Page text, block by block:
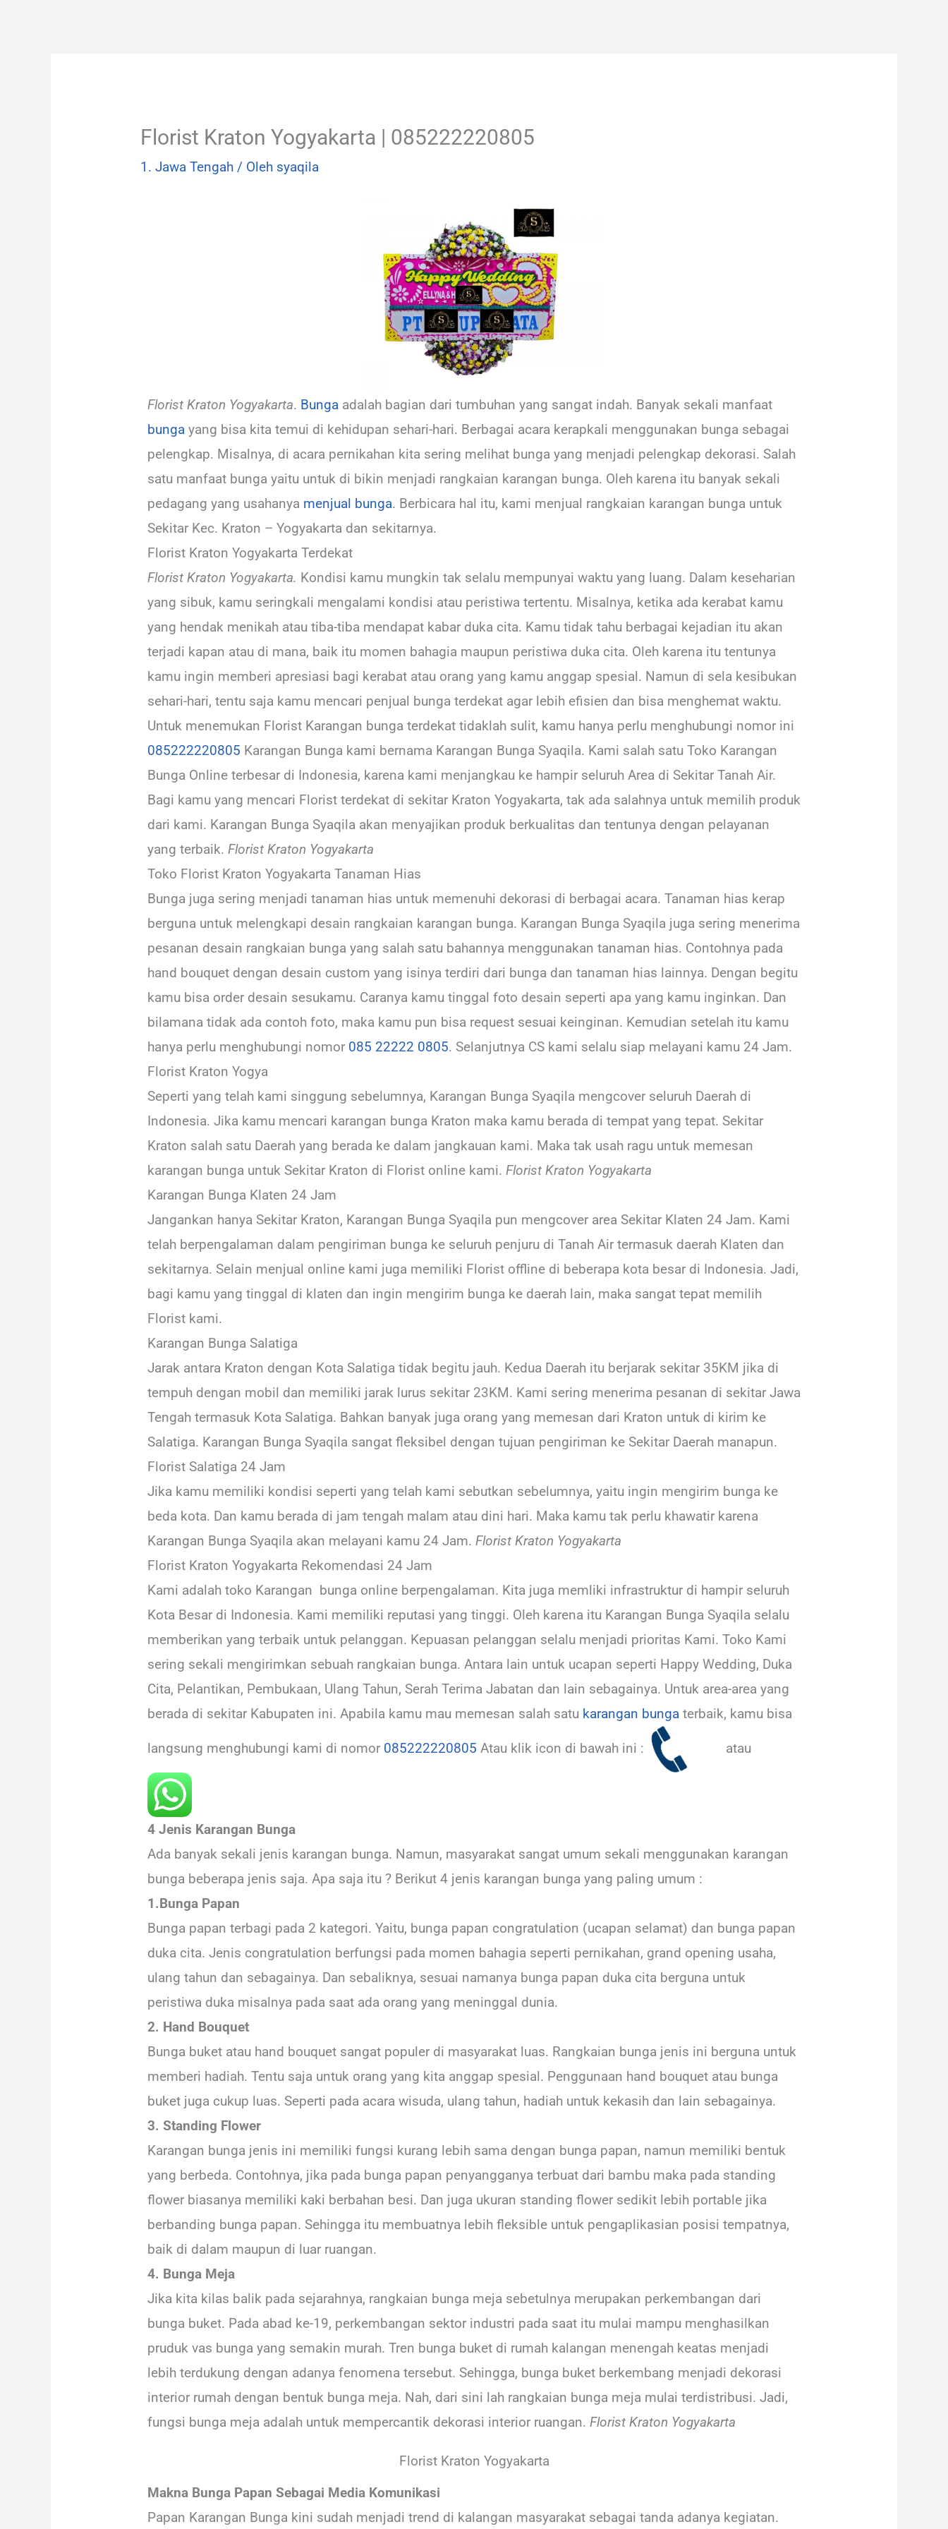
Florist Kraton Yogyakarta | 085222220805
1. Jawa Tengah/ Oleh syaqila
Florist Kraton Yogyakarta. Bunga adalah bagian dari tumbuhan yang sangat indah. Banyak sekali manfaat
bungayang bisa kita temui di kehidupan sehari-hari. Berbagai acara kerapkali menggunakan bunga sebagai
pelengkap. Misalnya, di acara pernikahan kita sering melihat bunga yang menjadi pelengkap dekorasi. Salah
satu manfaat bunga yaitu untuk di bikin menjadi rangkaian karangan bunga. Oleh karena itu banyak sekali
pedagang yang usahanya menjual bunga. Berbicara hal itu, kami menjual rangkaian karangan bunga untuk
Sekitar Kec. Kraton – Yogyakarta dan sekitarnya.
Florist Kraton Yogyakarta Terdekat
Florist Kraton Yogyakarta. Kondisi kamu mungkin tak selalu mempunyai waktu yang luang. Dalam keseharian
yang sibuk, kamu seringkali mengalami kondisi atau peristiwa tertentu. Misalnya, ketika ada kerabat kamu
yang hendak menikah atau tiba-tiba mendapat kabar duka cita. Kamu tidak tahu berbagai kejadian itu akan
terjadi kapan atau di mana, baik itu momen bahagia maupun peristiwa duka cita. Oleh karena itu tentunya
kamu ingin memberi apresiasi bagi kerabat atau orang yang kamu anggap spesial. Namun di sela kesibukan
sehari-hari, tentu saja kamu mencari penjual bunga terdekat agar lebih efisien dan bisa menghemat waktu.
Untuk menemukan Florist Karangan bunga terdekat tidaklah sulit, kamu hanya perlu menghubungi nomor ini
085222220805 Karangan Bunga kami bernama Karangan Bunga Syaqila. Kami salah satu Toko Karangan
Bunga Online terbesar di Indonesia, karena kami menjangkau ke hampir seluruh Area di Sekitar Tanah Air.
Bagi kamu yang mencari Florist terdekat di sekitar Kraton Yogyakarta, tak ada salahnya untuk memilih produk
dari kami. Karangan Bunga Syaqila akan menyajikan produk berkualitas dan tentunya dengan pelayanan
yang terbaik. Florist Kraton Yogyakarta
Toko Florist Kraton Yogyakarta Tanaman Hias
Bunga juga sering menjadi tanaman hias untuk memenuhi dekorasi di berbagai acara. Tanaman hias kerap
berguna untuk melengkapi desain rangkaian karangan bunga. Karangan Bunga Syaqila juga sering menerima
pesanan desain rangkaian bunga yang salah satu bahannya menggunakan tanaman hias. Contohnya pada
hand bouquet dengan desain custom yang isinya terdiri dari bunga dan tanaman hias lainnya. Dengan begitu
kamu bisa order desain sesukamu. Caranya kamu tinggal foto desain seperti apa yang kamu inginkan. Dan
bilamana tidak ada contoh foto, maka kamu pun bisa request sesuai keinginan. Kemudian setelah itu kamu
hanya perlu menghubungi nomor 085 22222 0805. Selanjutnya CS kami selalu siap melayani kamu 24 Jam.
Florist Kraton Yogya
Seperti yang telah kami singgung sebelumnya, Karangan Bunga Syaqila mengcover seluruh Daerah di
Indonesia. Jika kamu mencari karangan bunga Kraton maka kamu berada di tempat yang tepat. Sekitar
Kraton salah satu Daerah yang berada ke dalam jangkauan kami. Maka tak usah ragu untuk memesan
karangan bunga untuk Sekitar Kraton di Florist online kami. Florist Kraton Yogyakarta
Karangan Bunga Klaten 24 Jam
Jangankan hanya Sekitar Kraton, Karangan Bunga Syaqila pun mengcover area Sekitar Klaten 24 Jam. Kami
telah berpengalaman dalam pengiriman bunga ke seluruh penjuru di Tanah Air termasuk daerah Klaten dan
sekitarnya. Selain menjual online kami juga memiliki Florist offline di beberapa kota besar di Indonesia. Jadi,
bagi kamu yang tinggal di klaten dan ingin mengirim bunga ke daerah lain, maka sangat tepat memilih
Florist kami.
Karangan Bunga Salatiga
Jarak antara Kraton dengan Kota Salatiga tidak begitu jauh. Kedua Daerah itu berjarak sekitar 35KM jika di
tempuh dengan mobil dan memiliki jarak lurus sekitar 23KM. Kami sering menerima pesanan di sekitar Jawa
Tengah termasuk Kota Salatiga. Bahkan banyak juga orang yang memesan dari Kraton untuk di kirim ke
Salatiga. Karangan Bunga Syaqila sangat fleksibel dengan tujuan pengiriman ke Sekitar Daerah manapun.
Florist Salatiga 24 Jam
Jika kamu memiliki kondisi seperti yang telah kami sebutkan sebelumnya, yaitu ingin mengirim bunga ke
beda kota. Dan kamu berada di jam tengah malam atau dini hari. Maka kamu tak perlu khawatir karena
Karangan Bunga Syaqila akan melayani kamu 24 Jam. Florist Kraton Yogyakarta
Florist Kraton Yogyakarta Rekomendasi 24 Jam
Kami adalah toko Karangan bunga online berpengalaman. Kita juga memliki infrastruktur di hampir seluruh
Kota Besar di Indonesia. Kami memiliki reputasi yang tinggi. Oleh karena itu Karangan Bunga Syaqila selalu
memberikan yang terbaik untuk pelanggan. Kepuasan pelanggan selalu menjadi prioritas Kami. Toko Kami
sering sekali mengirimkan sebuah rangkaian bunga. Antara lain untuk ucapan seperti Happy Wedding, Duka
Cita, Pelantikan, Pembukaan, Ulang Tahun, Serah Terima Jabatan dan lain sebagainya. Untuk area-area yang
berada di sekitar Kabupaten ini. Apabila kamu mau memesan salah satu karangan bungaterbaik, kamu bisa
langsung menghubungi kami di nomor 085222220805 Atau klik icon di bawah ini : atau
4 Jenis Karangan Bunga
Ada banyak sekali jenis karangan bunga. Namun, masyarakat sangat umum sekali menggunakan karangan
bunga beberapa jenis saja. Apa saja itu ? Berikut 4 jenis karangan bunga yang paling umum :
1.Bunga Papan
Bunga papan terbagi pada 2 kategori. Yaitu, bunga papan congratulation (ucapan selamat) dan bunga papan
duka cita. Jenis congratulation berfungsi pada momen bahagia seperti pernikahan, grand opening usaha,
ulang tahun dan sebagainya. Dan sebaliknya, sesuai namanya bunga papan duka cita berguna untuk
peristiwa duka misalnya pada saat ada orang yang meninggal dunia.
2. Hand Bouquet
Bunga buket atau hand bouquet sangat populer di masyarakat luas. Rangkaian bunga jenis ini berguna untuk
memberi hadiah. Tentu saja untuk orang yang kita anggap spesial. Penggunaan hand bouquet atau bunga
buket juga cukup luas. Seperti pada acara wisuda, ulang tahun, hadiah untuk kekasih dan lain sebagainya.
3. Standing Flower
Karangan bunga jenis ini memiliki fungsi kurang lebih sama dengan bunga papan, namun memiliki bentuk
yang berbeda. Contohnya, jika pada bunga papan penyangganya terbuat dari bambu maka pada standing
flower biasanya memiliki kaki berbahan besi. Dan juga ukuran standing flower sedikit lebih portable jika
berbanding bunga papan. Sehingga itu membuatnya lebih fleksible untuk pengaplikasian posisi tempatnya,
baik di dalam maupun di luar ruangan.
4. Bunga Meja
Jika kita kilas balik pada sejarahnya, rangkaian bunga meja sebetulnya merupakan perkembangan dari
bunga buket. Pada abad ke-19, perkembangan sektor industri pada saat itu mulai mampu menghasilkan
pruduk vas bunga yang semakin murah. Tren bunga buket di rumah kalangan menengah keatas menjadi
lebih terdukung dengan adanya fenomena tersebut. Sehingga, bunga buket berkembang menjadi dekorasi
interior rumah dengan bentuk bunga meja. Nah, dari sini lah rangkaian bunga meja mulai terdistribusi. Jadi,
fungsi bunga meja adalah untuk mempercantik dekorasi interior ruangan. Florist Kraton Yogyakarta
Florist Kraton Yogyakarta
Makna Bunga Papan Sebagai Media Komunikasi
Papan Karangan Bunga kini sudah menjadi trend di kalangan masyarakat sebagai tanda adanya kegiatan.